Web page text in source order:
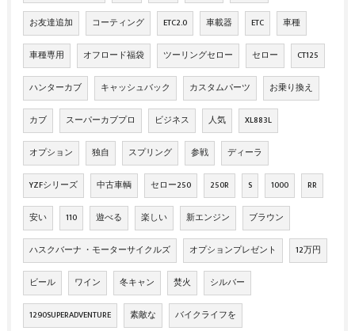
お友達追加 コーティング ETC2.0 車載器 ETC 車種
車種専用 オフロード福袋 ツーリングセロー セロー CT125
ハンターカブ キャッシュバック カスタムパーツ お乗り換え
カブ スーパーカブプロ ビジネス 人気 XL883L
オプション 独自 スプリング 参戦 ディーラ
YZFシリーズ 中古車輌 セロー250 250R S 1000 RR
安い 110 遊べる 楽しい 新エンジン ブラウン
ハスクバーナ ・モーターサイクルズ オプションプレゼント 12万円
ビール ワイン 冬キャン 焚火 シルバー
1290SUPERADVENTURE 素敵な バイクライフを